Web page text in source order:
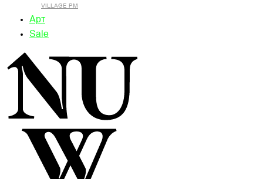
VILLAGE PM
Арт
Sale